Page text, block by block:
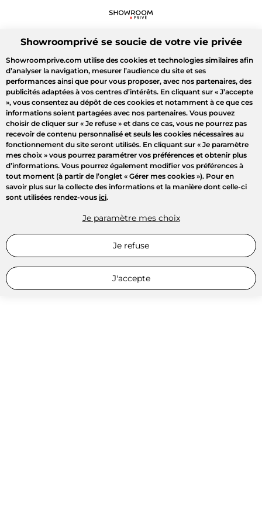
Showroomprivé se soucie de votre vie privée
Showroomprive.com utilise des cookies et technologies similaires afin
d’analyser la navigation, mesurer l’audience du site et ses
performances ainsi que pour vous proposer, avec nos partenaires, des
publicités adaptées à vos centres d’intérêts. En cliquant sur « J’accepte
», vous consentez au dépôt de ces cookies et notamment à ce que ces
informations soient partagées avec nos partenaires. Vous pouvez
choisir de cliquer sur « Je refuse » et dans ce cas, vous ne pourrez pas
recevoir de contenu personnalisé et seuls les cookies nécessaires au
fonctionnement du site seront utilisés. En cliquant sur « Je paramètre
mes choix » vous pourrez paramétrer vos préférences et obtenir plus
d’informations. Vous pourrez également modifier vos préférences à
tout moment (à partir de l’onglet « Gérer mes cookies »). Pour en
savoir plus sur la collecte des informations et la manière dont celle-ci
sont utilisées rendez-vous ici.
Je paramètre mes choix
Je refuse
J'accepte